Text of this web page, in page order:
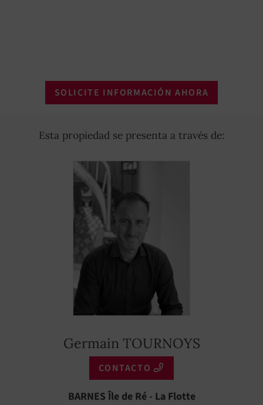
SOLICITE INFORMACIÓN AHORA
Esta propiedad se presenta a través de:
Germain TOURNOYS
CONTACTO
BARNES Île de Ré - La Flotte